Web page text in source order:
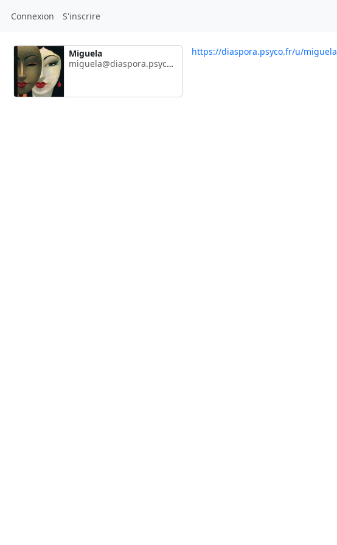
Connexion S'inscrire
Miguela
miguela@diaspora.psyco.fr
https://diaspora.psyco.fr/u/miguela